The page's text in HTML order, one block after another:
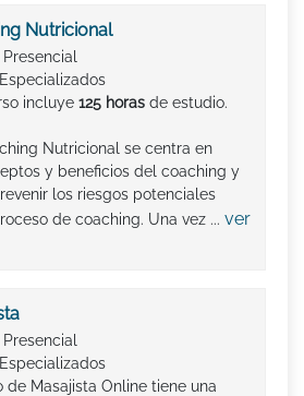
Nutricional
incluye 125 horas de estudio.
Nutricional se centra en
y beneficios del coaching y
los riesgos potenciales
de coaching. Una vez ... ver
de Masajista Online tiene una